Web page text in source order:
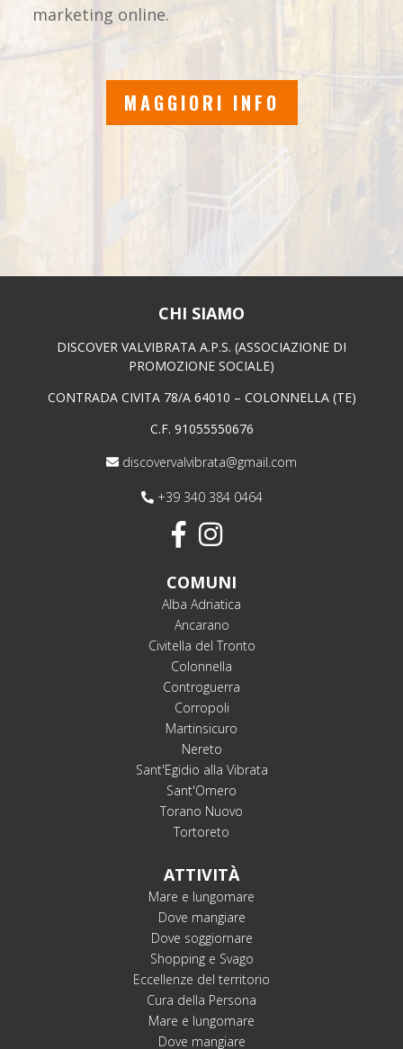
marketing online.
MAGGIORI INFO
CHI SIAMO
DISCOVER VALVIBRATA A.P.S. (ASSOCIAZIONE DI
PROMOZIONE SOCIALE)
CONTRADA CIVITA 78/A 64010 – COLONNELLA (TE)
C.F. 91055550676
discovervalvibrata@gmail.com
+39 340 384 0464
COMUNI
Alba Adriatica
Ancarano
Civitella del Tronto
Colonnella
Controguerra
Corropoli
Martinsicuro
Nereto
Sant'Egidio alla Vibrata
Sant'Omero
Torano Nuovo
Tortoreto
ATTIVITÀ
Mare e lungomare
Dove mangiare
Dove soggiornare
Shopping e Svago
Eccellenze del territorio
Cura della Persona
Mare e lungomare
Dove mangiare